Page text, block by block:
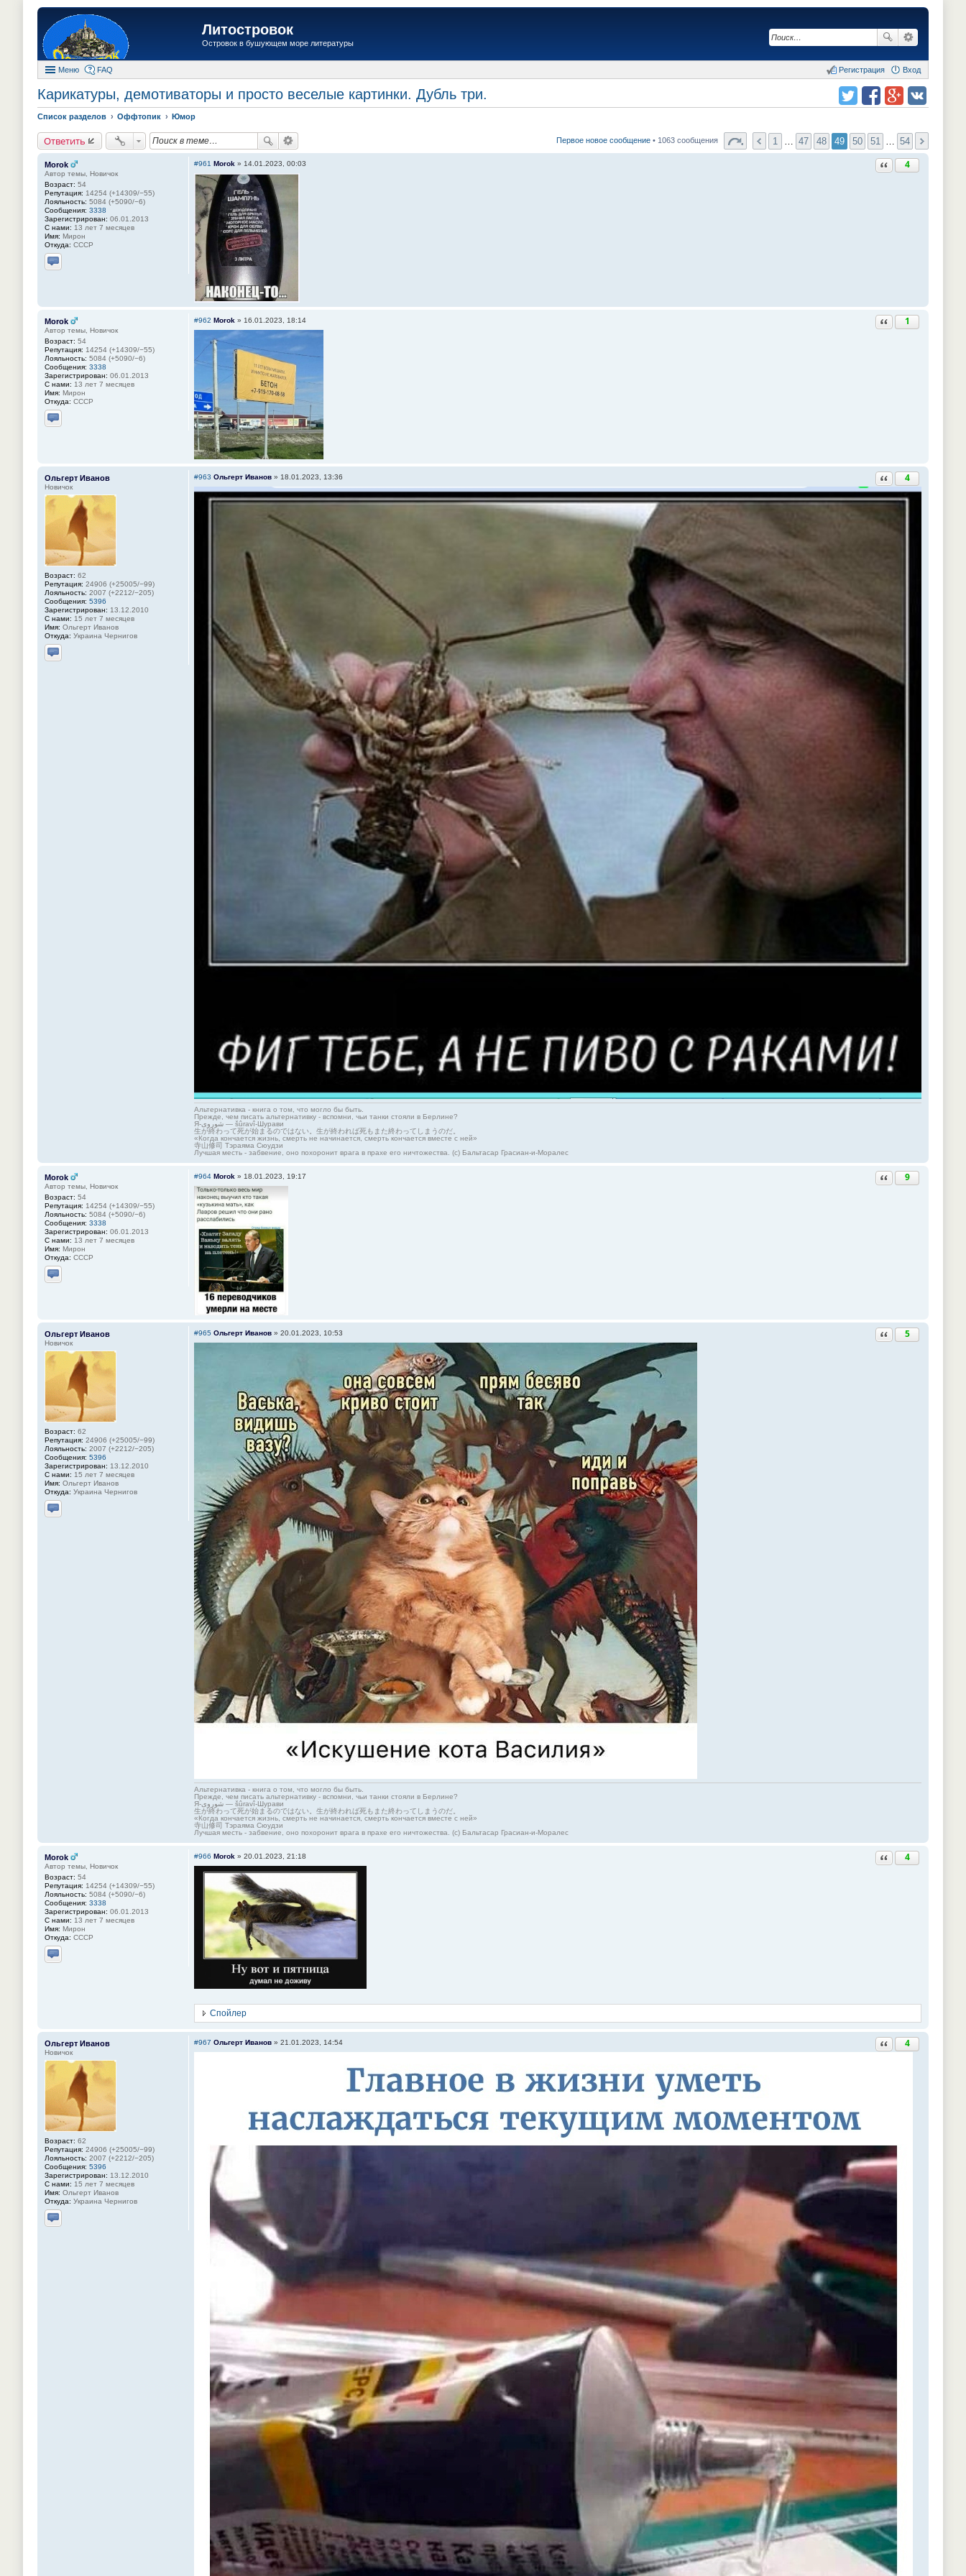
Литостровок
Островок в бушующем море литературы
Меню FAQ Вход
Регистрация
Карикатуры, демотиваторы и просто веселые картинки. Дубль три.
Список разделов Оффтопик Юмор
Ответить Первое новое сообщение • 1063 сообщения 1 47 48 49 50 51 54
Morok
Автор темы, Новичок
Возраст: 54
Репутация: 14254 (+14309/−55)
Лояльность: 5084 (+5090/−6)
Сообщения: 3338
Зарегистрирован: 06.01.2013
С нами: 13 лет 7 месяцев
Имя: Мирон
Откуда: СССР
Отправить личное сообщение
Ответить с цитатой
4
#961 Morok » 14.01.2023, 00:03
Morok
Автор темы, Новичок
Возраст: 54
Репутация: 14254 (+14309/−55)
Лояльность: 5084 (+5090/−6)
Сообщения: 3338
Зарегистрирован: 06.01.2013
С нами: 13 лет 7 месяцев
Имя: Мирон
Откуда: СССР
Отправить личное сообщение
Ответить с цитатой
1
#962 Morok » 16.01.2023, 18:14
Ольгерт Иванов
Новичок
Возраст: 62
Репутация: 24906 (+25005/−99)
Лояльность: 2007 (+2212/−205)
Сообщения: 5396
Зарегистрирован: 13.12.2010
С нами: 15 лет 7 месяцев
Имя: Ольгерт Иванов
Откуда: Украина Чернигов
Отправить личное сообщение
Ответить с цитатой
4
#963 Ольгерт Иванов » 18.01.2023, 13:36
Альтернативка - книга о том, что могло бы быть.
Прежде, чем писать альтернативку - вспомни, чьи танки стояли в Берлине?
Я-شوروی — šûravî-Шурави
生が終わって死が始まるのではない。生が終われば死もまた終わってしまうのだ。
«Когда кончается жизнь, смерть не начинается, смерть кончается вместе с ней»
寺山修司 Тэраяма Сюудзи
Лучшая месть - забвение, оно похоронит врага в прахе его ничтожества. (с) Бальтасар Грасиан-и-Моралес
Morok
Автор темы, Новичок
Возраст: 54
Репутация: 14254 (+14309/−55)
Лояльность: 5084 (+5090/−6)
Сообщения: 3338
Зарегистрирован: 06.01.2013
С нами: 13 лет 7 месяцев
Имя: Мирон
Откуда: СССР
Отправить личное сообщение
Ответить с цитатой
9
#964 Morok » 18.01.2023, 19:17
Ольгерт Иванов
Новичок
Возраст: 62
Репутация: 24906 (+25005/−99)
Лояльность: 2007 (+2212/−205)
Сообщения: 5396
Зарегистрирован: 13.12.2010
С нами: 15 лет 7 месяцев
Имя: Ольгерт Иванов
Откуда: Украина Чернигов
Отправить личное сообщение
Ответить с цитатой
5
#965 Ольгерт Иванов » 20.01.2023, 10:53
Альтернативка - книга о том, что могло бы быть.
Прежде, чем писать альтернативку - вспомни, чьи танки стояли в Берлине?
Я-شوروی — šûravî-Шурави
生が終わって死が始まるのではない。生が終われば死もまた終わってしまうのだ。
«Когда кончается жизнь, смерть не начинается, смерть кончается вместе с ней»
寺山修司 Тэраяма Сюудзи
Лучшая месть - забвение, оно похоронит врага в прахе его ничтожества. (с) Бальтасар Грасиан-и-Моралес
Morok
Автор темы, Новичок
Возраст: 54
Репутация: 14254 (+14309/−55)
Лояльность: 5084 (+5090/−6)
Сообщения: 3338
Зарегистрирован: 06.01.2013
С нами: 13 лет 7 месяцев
Имя: Мирон
Откуда: СССР
Отправить личное сообщение
Ответить с цитатой
4
#966 Morok » 20.01.2023, 21:18
Спойлер
Ольгерт Иванов
Новичок
Возраст: 62
Репутация: 24906 (+25005/−99)
Лояльность: 2007 (+2212/−205)
Сообщения: 5396
Зарегистрирован: 13.12.2010
С нами: 15 лет 7 месяцев
Имя: Ольгерт Иванов
Откуда: Украина Чернигов
Отправить личное сообщение
Ответить с цитатой
4
#967 Ольгерт Иванов » 21.01.2023, 14:54